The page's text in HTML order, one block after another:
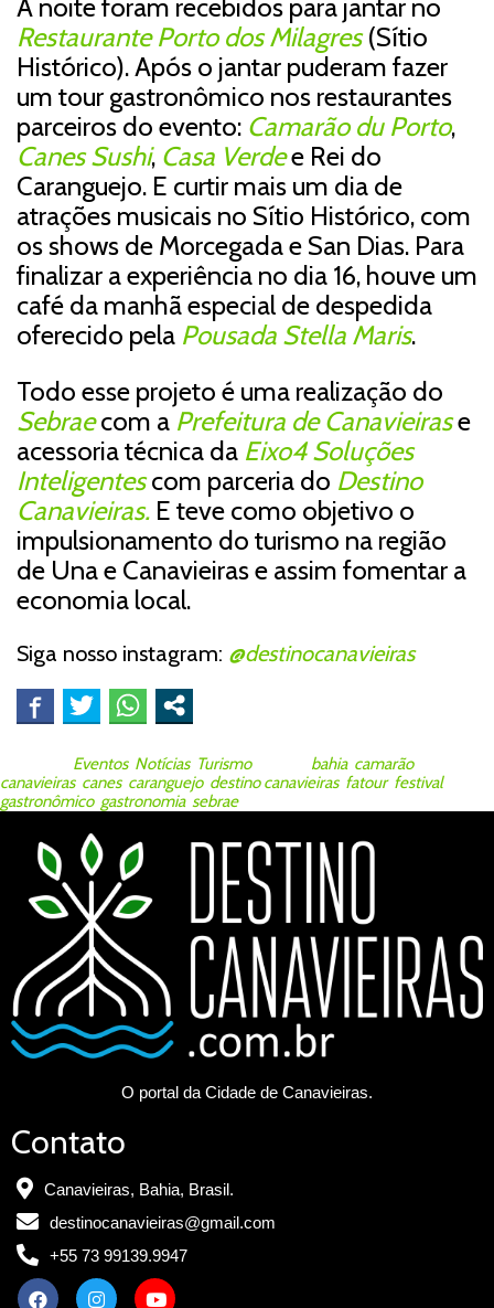
A noite foram recebidos para jantar no
Restaurante Porto dos Milagres(Sítio
Histórico). Após o jantar puderam fazer
um tour gastronômico nos restaurantes
parceiros do evento: Camarão du Porto,
Canes Sushi, Casa Verdee Rei do
Caranguejo. E curtir mais um dia de
atrações musicais no Sítio Histórico, com
os shows de Morcegada e San Dias. Para
finalizar a experiência no dia 16, houve um
café da manhã especial de despedida
oferecido pela Pousada Stella Maris.
Todo esse projeto é uma realização do
Sebraecom a Prefeitura de Canavieirase
acessoria técnica da Eixo4 Soluções
Inteligentescom parceria do Destino
Canavieiras. E teve como objetivo o
impulsionamento do turismo na região
de Una e Canavieiras e assim fomentar a
economia local.
Siga nosso instagram: @destinocanavieiras
Eventos, Notícias, TurismoTagged bahia, camarão,
canavieiras, canes, caranguejo, destino canavieiras, fatour, festival
gastronômico, gastronomia, sebrae
O portal da Cidade de Canavieiras.
Contato
Canavieiras, Bahia, Brasil.
destinocanavieiras@gmail.com
+55 73 99139.9947